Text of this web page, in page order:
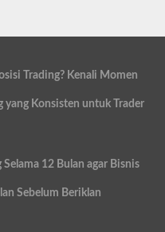
Trading? Kenali Momen
yang Konsisten untuk Trader
12 Bulan agar Bisnis
Sebelum Beriklan